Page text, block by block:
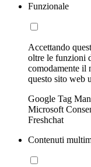
Funzionale
Accettando
oltre le funzioni
comodamente il
questo sito web
Google Tag
Microsoft
Freshchat
Contenuti